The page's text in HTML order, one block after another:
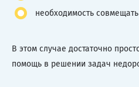
необходимость
В этом случае достаточно
помощь в решении задач